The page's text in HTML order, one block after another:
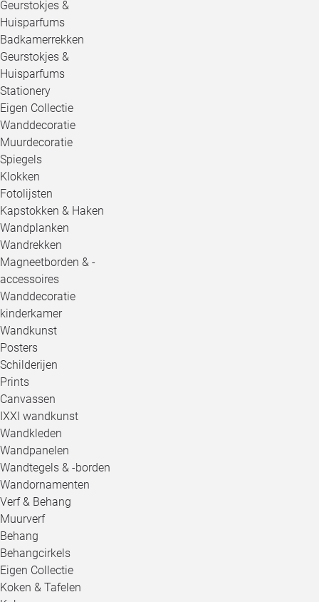
Geurstokjes &
Huisparfums
Badkamerrekken
Geurstokjes &
Huisparfums
Stationery
Eigen Collectie
Wanddecoratie
Muurdecoratie
Spiegels
Klokken
Fotolijsten
Kapstokken & Haken
Wandplanken
Wandrekken
Magneetborden & -
accessoires
Wanddecoratie
kinderkamer
Wandkunst
Posters
Schilderijen
Prints
Canvassen
IXXI wandkunst
Wandkleden
Wandpanelen
Wandtegels & -borden
Wandornamenten
Verf & Behang
Muurverf
Behang
Behangcirkels
Eigen Collectie
Koken & Tafelen